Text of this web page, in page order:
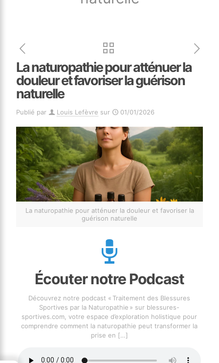
La naturopathie pour atténuer la
douleur et favoriser la guérison
naturelle
Publié par Louis Lefèvre sur 01/01/2026
La naturopathie pour atténuer la douleur et favoriser la
guérison naturelle
Écouter notre Podcast
Découvrez notre podcast « Traitement des Blessures
Sportives par la Naturopathie » sur blessures-
sportives.com, votre espace d’exploration holistique pour
comprendre comment la naturopathie peut transformer la
prise en […]